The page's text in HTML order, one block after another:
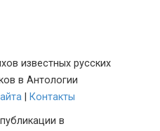
известных русских
в Антологии
Контакты
в